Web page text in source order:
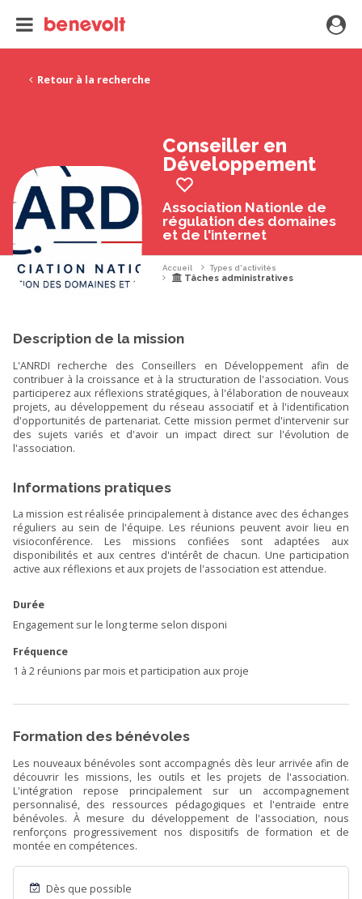
Retour à la recherche
Conseiller en
Développement
Association Nationle de
régulation des domaines
et de l'internet
Accueil Types d'activités
Tâches administratives
Description de la mission
L'ANRDI recherche des Conseillers en Développement afin de
contribuer à la croissance et à la structuration de l'association. Vous
participerez aux réflexions stratégiques, à l'élaboration de nouveaux
projets, au développement du réseau associatif et à l'identification
d'opportunités de partenariat. Cette mission permet d'intervenir sur
des sujets variés et d'avoir un impact direct sur l'évolution de
l'association.
Informations pratiques
La mission est réalisée principalement à distance avec des échanges
réguliers au sein de l'équipe. Les réunions peuvent avoir lieu en
visioconférence. Les missions confiées sont adaptées aux
disponibilités et aux centres d'intérêt de chacun. Une participation
active aux réflexions et aux projets de l'association est attendue.
Durée
Engagement sur le long terme selon disponi
Fréquence
1 à 2 réunions par mois et participation aux proje
Formation des bénévoles
Les nouveaux bénévoles sont accompagnés dès leur arrivée afin de
découvrir les missions, les outils et les projets de l'association.
L'intégration repose principalement sur un accompagnement
personnalisé, des ressources pédagogiques et l'entraide entre
bénévoles. À mesure du développement de l'association, nous
renforçons progressivement nos dispositifs de formation et de
montée en compétences.
Dès que possible